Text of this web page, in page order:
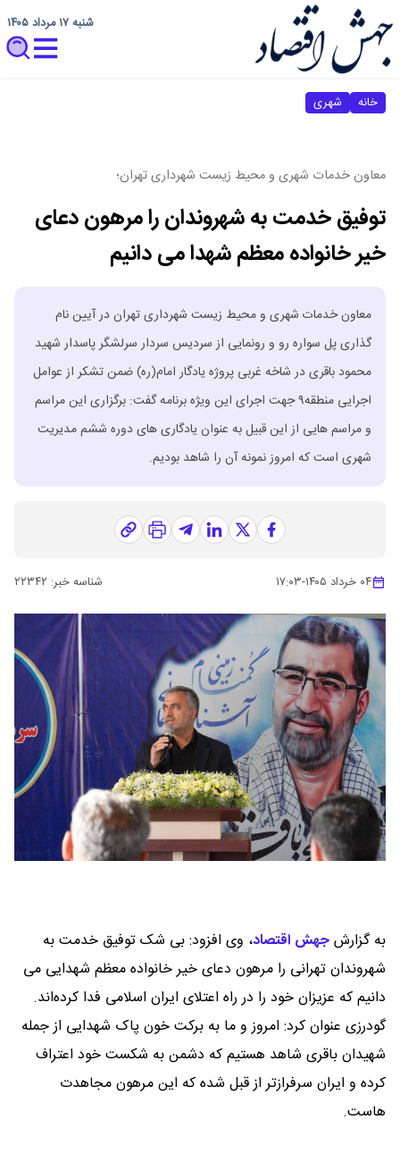
شنبه ۱۷ مرداد ۱۴۰۵
خانه شهری
معاون خدمات شهری و محیط زیست شهرداری تهران؛
توفیق خدمت به شهروندان را مرهون دعای
خیر خانواده معظم شهدا می دانیم
معاون خدمات شهری و محیط زیست شهرداری تهران در آیین نام
گذاری پل سواره رو و رونمایی از سردیس سردار سرلشگر پاسدار شهید
محمود باقری در شاخه غربی پروژه یادگار امام(ره) ضمن تشکر از عوامل
اجرایی منطقه۹ جهت اجرای این ویژه برنامه گفت: برگزاری این مراسم
و مراسم هایی از این قبیل به عنوان یادگاری های دوره ششم مدیریت
شهری است که امروز نمونه آن را شاهد بودیم.
۰۴ خرداد ۱۴۰۵ -۱۷:۰۳ شناسه خبر: ۲۲۳۴۲
به گزارشجهش اقتصاد، وی افزود: بی شک توفیق خدمت به
شهروندان تهرانی را مرهون دعای خیر خانواده معظم شهدایی می
دانیم که عزیزان خود را در راه اعتلای ایران اسلامی فدا کرده‌اند.
گودرزی عنوان کرد: امروز و ما به برکت خون پاک شهدایی از جمله
شهیدان باقری شاهد هستیم که دشمن به شکست خود اعتراف
کرده و ایران سرفرازتر از قبل شده که این مرهون مجاهدت
هاست.